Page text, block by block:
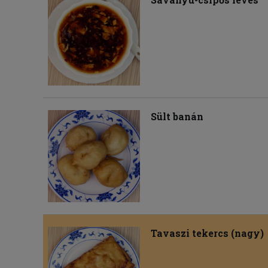
Sült banán
Tavaszi tekercs (nagy)